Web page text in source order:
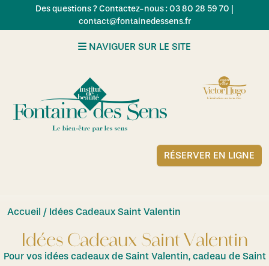
Skip to main content
Des questions ? Contactez-nous : 03 80 28 59 70 |
contact@fontainedessens.fr
NAVIGUER SUR LE SITE
RÉSERVER EN LIGNE
Accueil / Idées Cadeaux Saint Valentin
Idées Cadeaux Saint Valentin
Pour vos idées cadeaux de Saint Valentin, cadeau de Saint